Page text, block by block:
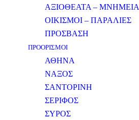
ΑΞΙΟΘΕΑΤΑ – ΜΝΗΜΕΙΑ
ΟΙΚΙΣΜΟΙ – ΠΑΡΑΛΙΕΣ
ΠΡΟΣΒΑΣΗ
ΠΡΟΟΡΙΣΜΟΙ
ΑΘΗΝΑ
ΝΑΞΟΣ
ΣΑΝΤΟΡΙΝΗ
ΣΕΡΙΦΟΣ
ΣΥΡΟΣ